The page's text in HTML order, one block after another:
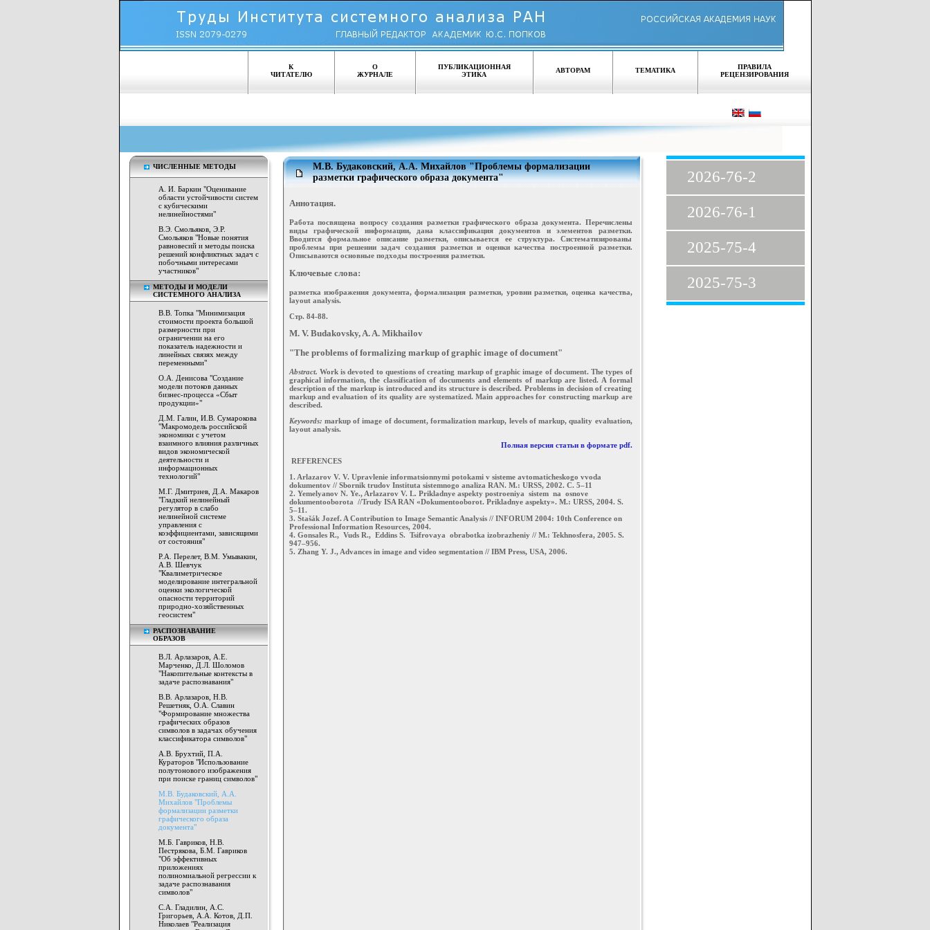
К
ЧИТАТЕЛЮ
О
ЖУРНАЛЕ
ПУБЛИКАЦИОННАЯ
ЭТИКА
АВТОРАМ ТЕМАТИКА
ПРАВИЛА
РЕЦЕНЗИРОВАНИЯ
ЧИСЛЕННЫЕ МЕТОДЫ
А. И. Баркин "Оценивание
области устойчивости систем
с кубическими
нелинейностями"
В.Э. Смольяков, Э.Р.
Смольяков "Новые понятия
равновесий и методы поиска
решений конфликтных задач с
побочными интересами
участников"
МЕТОДЫ И МОДЕЛИ
СИСТЕМНОГО АНАЛИЗА
В.В. Топка "Минимизация
стоимости проекта большой
размерности при
ограничении на его
показатель надежности и
линейных связях между
переменными"
О.А. Денисова "Создание
модели потоков данных
бизнес-процесса «Сбыт
продукции»"
Д.М. Галин, И.В. Сумарокова
"Макромодель российской
экономики с учетом
взаимного влияния различных
видов экономической
деятельности и
информационных
технологий"
М.Г. Дмитриев, Д.А. Макаров
"Гладкий нелинейный
регулятор в слабо
нелинейной системе
управления с
коэффициентами, зависящими
от состояния"
Р.А. Перелет, В.М. Умывакин,
А.В. Шевчук
"Квалиметрическое
моделирование интегральной
оценки экологической
опасности территорий
природно-хозяйственных
геосистем"
РАСПОЗНАВАНИЕ
ОБРАЗОВ
В.Л. Арлазаров, А.Е.
Марченко, Д.Л. Шоломов
"Накопительные контексты в
задаче распознавания"
В.В. Арлазаров, Н.В.
Решетняк, О.А. Славин
"Формирование множества
графических образов
символов в задачах обучения
классификатора символов"
А.В. Брухтий, П.А.
Кураторов "Использование
полутонового изображения
при поиске границ символов"
М.В. Будаковский, А.А.
Михайлов "Проблемы
формализации разметки
графического образа
документа"
М.Б. Гавриков, Н.В.
Пестрякова, Б.М. Гавриков
"Об эффективных
приложениях
полиномиальной регрессии к
задаче распознавания
символов"
С.А. Гладилин, А.С.
Григорьев, А.А. Котов, Д.П.
Николаев "Реализация
М.В. Будаковский, А.А. Михайлов "Проблемы формализации
разметки графического образа документа"
Аннотация.
Работа посвящена вопросу создания разметки графического образа документа. Перечислены
виды графической информации, дана классификация документов и элементов разметки.
Вводится формальное описание разметки, описывается ее структура. Систематизированы
проблемы при решении задач создания разметки и оценки качества построенной разметки.
Описываются основные подходы построения разметки.
Ключевые слова:
разметка изображения документа, формализация разметки, уровни разметки, оценка качества,
layout analysis.
Стр. 84-88.
M. V. Budakovsky, A. A. Mikhailov
"The problems of formalizing markup of graphic image of document"
Abstract. Work is devoted to questions of creating markup of graphic image of document. The types of
graphical information, the classification of documents and elements of markup are listed. A formal
description of the markup is introduced and its structure is described. Problems in decision of creating
markup and evaluation of its quality are systematized. Main approaches for constructing markup are
described.
Keywords: markup of image of document, formalization markup, levels of markup, quality evaluation,
layout analysis.
Полная версия статьи в формате pdf.
REFERENCES
1. Arlazarov V. V. Upravlenie informatsionnymi potokami v sisteme avtomaticheskogo vvoda
dokumentov // Sbornik trudov Instituta sistemnogo analiza RAN. M.: URSS, 2002. C. 5–11
2. Yemelyanov N. Ye., Arlazarov V. L. Prikladnye aspekty postroeniya sistem na osnove
dokumentooborota //Trudy ISA RAN «Dokumentooborot. Prikladnye aspekty». M.: URSS, 2004. S.
5–11.
3. Stašák Jozef. A Contribution to Image Semantic Analysis // INFORUM 2004: 10th Conference on
Professional Information Resources, 2004.
4. Gonsales R., Vuds R., Eddins S. Tsifrovaya obrabotka izobrazheniy // M.: Tekhnosfera, 2005. S.
947–956.
5. Zhang Y. J., Advances in image and video segmentation // IBM Press, USA, 2006.
2026-76-2
2026-76-1
2025-75-4
2025-75-3